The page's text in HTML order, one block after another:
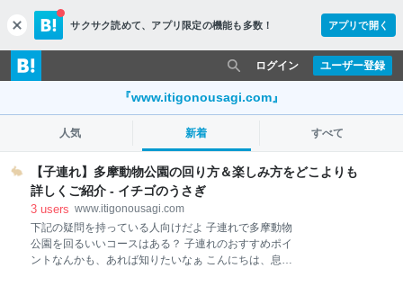
c
l
o
s
サクサク読めて、 アプリ限定の機能も多数！ アプリで開く
ユーザー登録
ログイン
『www.itigonousagi.com』
人気 新着 すべて
【子連れ】多摩動物公園の回り方＆楽しみ方をどこよりも
詳しくご紹介 - イチゴのうさぎ
3 users www.itigonousagi.com
下記の疑問を持っている人向けだよ 子連れで多摩動物
公園を回るいいコースはある？ 子連れのおすすめポイ
ントなんかも、あれば知りたいなぁ こんにちは、息子